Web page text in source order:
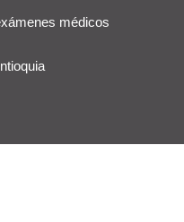
médicos